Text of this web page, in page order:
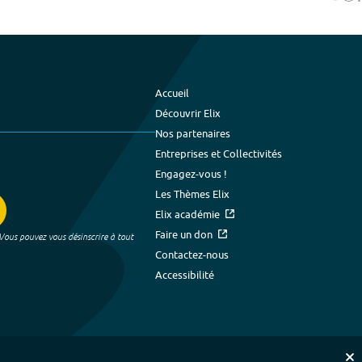
pouvez vous désinscrire à tout
Accueil
Découvrir Elix
Nos partenaires
Entreprises et Collectivités
Engagez-vous !
Les Thèmes Elix
Elix académie
Faire un don
Contactez-nous
Accessibilité